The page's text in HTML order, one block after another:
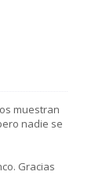
muestran
nadie se
Gracias